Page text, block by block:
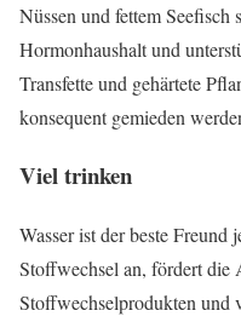
Nüssen und fettem Seefisch
Hormonhaushalt und
Transfette und gehärtete
konsequent gemieden
Viel trinken
Wasser ist der beste Freund
Stoffwechsel an, fördert die
Stoffwechselprodukten und